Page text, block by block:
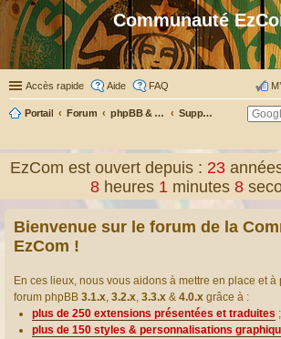
Communauté
Accès rapide Aide FAQ
Portail Forum phpBB & Co Support pour phpBB
EzCom est ouvert depuis : 23
8 heures 1 minutes 8
Bienvenue sur le forum de la
EzCom !
En ces lieux, nous vous aidons à mettre en place et
forum phpBB 3.1.x, 3.2.x, 3.3.x & 4.0.x grâce à :
plus de 250 extensions présentées et traduites ;
plus de 150 styles & personnalisations